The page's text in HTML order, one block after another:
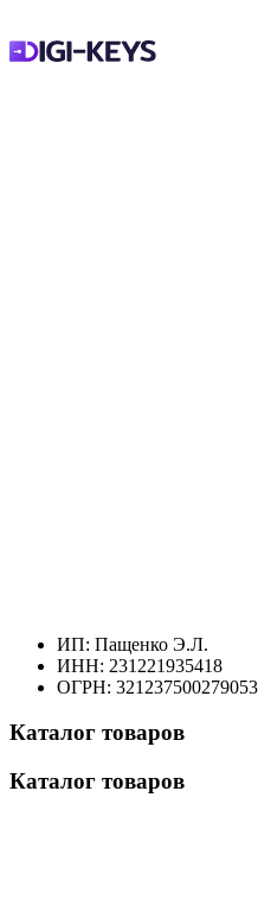
ИП: Пащенко Э.Л.
ИНН: 231221935418
ОГРН: 321237500279053
Каталог товаров
Каталог товаров